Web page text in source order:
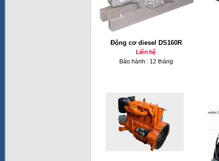
Động cơ diesel DS160R
Liên hệ
Bảo hành : 12 tháng